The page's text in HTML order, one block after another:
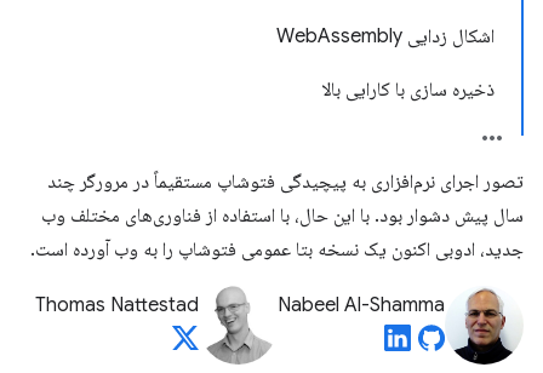
اشکال زدایی WebAssembly
ذخیره سازی با کارایی بالا
تصور اجرای نرم‌افزاری به پیچیدگی فتوشاپ مستقیماً در مرورگر چند
سال پیش دشوار بود. با این حال، با استفاده از فناوری‌های مختلف وب
جدید، ادوبی اکنون یک نسخه بتا عمومی فتوشاپ را به وب آورده است.
Nabeel Al-Shamma
Thomas Nattestad